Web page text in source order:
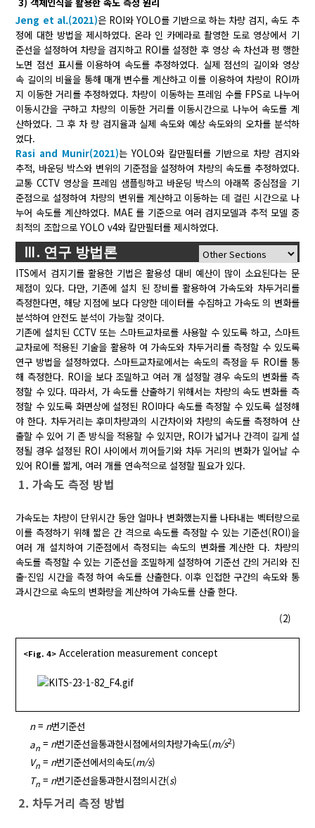
Jeng et al.(2021)은 ROI와 YOLO를 기반으로 하는 차량 검지, 속도 추
정에 대한 방법을 제시하였다. 온라 인 카메라로 촬영한 도로 영상에서 기
준선을 설정하여 차량을 검지하고 ROI를 설정한 후 영상 속 차선과 평 행한
노면 점선 표시를 이용하여 속도를 추정하였다. 실제 점선의 길이와 영상
속 길이의 비율을 통해 매개 변수를 계산하고 이를 이용하여 차량이 ROI까
지 이동한 거리를 추정하였다. 차량이 이동하는 프레임 수를 FPS로 나누어
이동시간을 구하고 차량의 이동한 거리를 이동시간으로 나누어 속도를 계
산하였다. 그 후 차 량 검지율과 실제 속도와 예상 속도와의 오차를 분석하
였다.
Rasi and Munir(2021)는 YOLO와 칼만필터를 기반으로 차량 검지와
추적, 바운딩 박스와 변위의 기준점을 설정하여 차량의 속도를 추정하였다.
교통 CCTV 영상을 프레임 샘플링하고 바운딩 박스의 아래쪽 중심점을 기
준점으로 설정하여 차량의 변위를 계산하고 이동하는 데 걸린 시간으로 나
누어 속도를 계산하였다. MAE 를 기준으로 여러 검지모델과 추적 모델 중
최적의 조합으로 YOLO v4와 칼만필터를 제시하였다.
Ⅲ. 연구 방법론
ITS에서 검지기를 활용한 기법은 활용성 대비 예산이 많이 소요된다는 문
제점이 있다. 다만, 기존에 설치 된 장비를 활용하여 가속도와 차두거리를
측정한다면, 해당 지점에 보다 다양한 데이터를 수집하고 가속도 의 변화를
분석하여 안전도 분석이 가능할 것이다.
기존에 설치된 CCTV 또는 스마트교차로를 사용할 수 있도록 하고, 스마트
교차로에 적용된 기술을 활용하 여 가속도와 차두거리를 측정할 수 있도록
연구 방법을 설정하였다. 스마트교차로에서는 속도의 측정을 두 ROI를 통
해 측정한다. ROI을 보다 조밀하고 여러 개 설정할 경우 속도의 변화를 측
정할 수 있다. 따라서, 가 속도를 산출하기 위해서는 차량의 속도 변화를 측
정할 수 있도록 화면상에 설정된 ROI마다 속도를 측정할 수 있도록 설정해
야 한다. 차두거리는 후미차량과의 시간차이와 차량의 속도를 측정하여 산
출할 수 있어 기 존 방식을 적용할 수 있지만, ROI가 넓거나 간격이 길게 설
정될 경우 설정된 ROI 사이에서 끼어들기와 차두 거리의 변화가 일어날 수
있어 ROI를 짧게, 여러 개를 연속적으로 설정할 필요가 있다.
1. 가속도 측정 방법
가속도는 차량이 단위시간 동안 얼마나 변화했는지를 나타내는 벡터량으로
이를 측정하기 위해 짧은 간 격으로 속도를 측정할 수 있는 기준선(ROI)을
여러 개 설치하여 기준점에서 측정되는 속도의 변화를 계산한 다. 차량의
속도를 측정할 수 있는 기준선을 조밀하게 설정하여 기준선 간의 거리와 진
출-진입 시간을 측정 하여 속도를 산출한다. 이후 인접한 구간의 속도와 통
과시간으로 속도의 변화량을 계산하여 가속도를 산출 한다.
(2)
<Fig. 4> Acceleration measurement concept
n= n번기준선
an = n번기준선을통과한시점에서의차량가속도(m/s2)
Vn = n번기준선에서의속도(m/s)
Tn = n번기준선을통과한시점의시간(s)
2. 차두거리 측정 방법